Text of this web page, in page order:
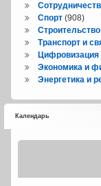
Спорт(908)
Транспорт и
Цифровизация
Экономика и
Энергетика и
Календарь